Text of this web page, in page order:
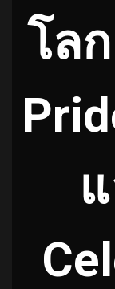
โล